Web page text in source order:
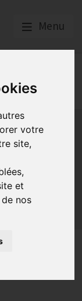
votre
site,
et
nos
Menu